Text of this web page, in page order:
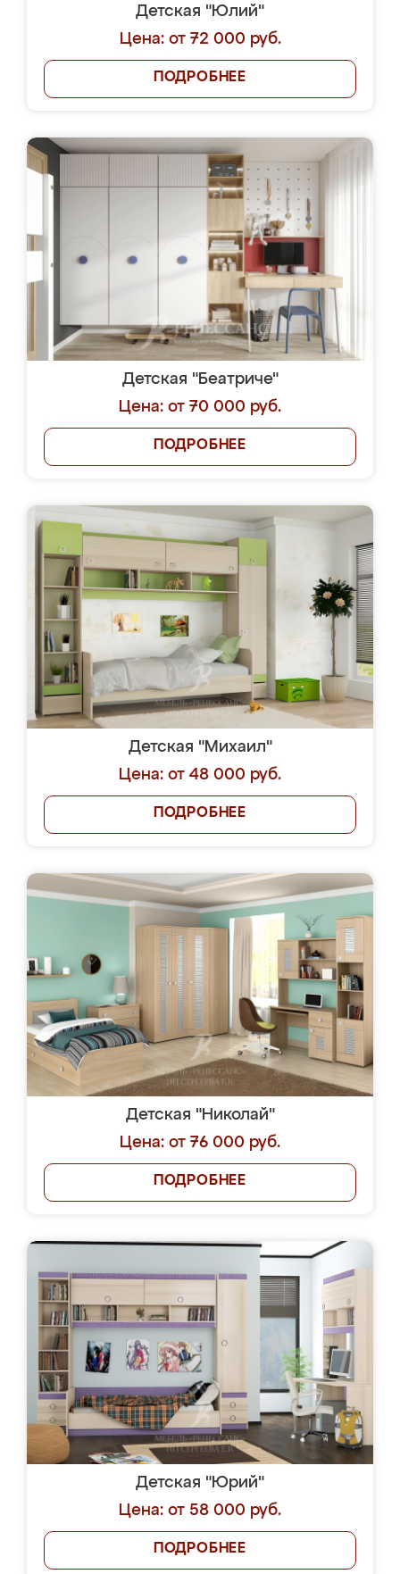
Детская "Юлий"
Цена: от 72 000 руб.
ПОДРОБНЕЕ
Детская "Беатриче"
Цена: от 70 000 руб.
ПОДРОБНЕЕ
Детская "Михаил"
Цена: от 48 000 руб.
ПОДРОБНЕЕ
Детская "Николай"
Цена: от 76 000 руб.
ПОДРОБНЕЕ
Детская "Юрий"
Цена: от 58 000 руб.
ПОДРОБНЕЕ